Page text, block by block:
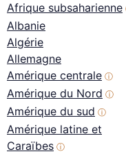
Afrique subsaharienne
Albanie
Algérie
Allemagne
Amérique centrale ⓘ
Amérique du Nord ⓘ
Amérique du sud ⓘ
Amérique latine et
Caraïbes ⓘ